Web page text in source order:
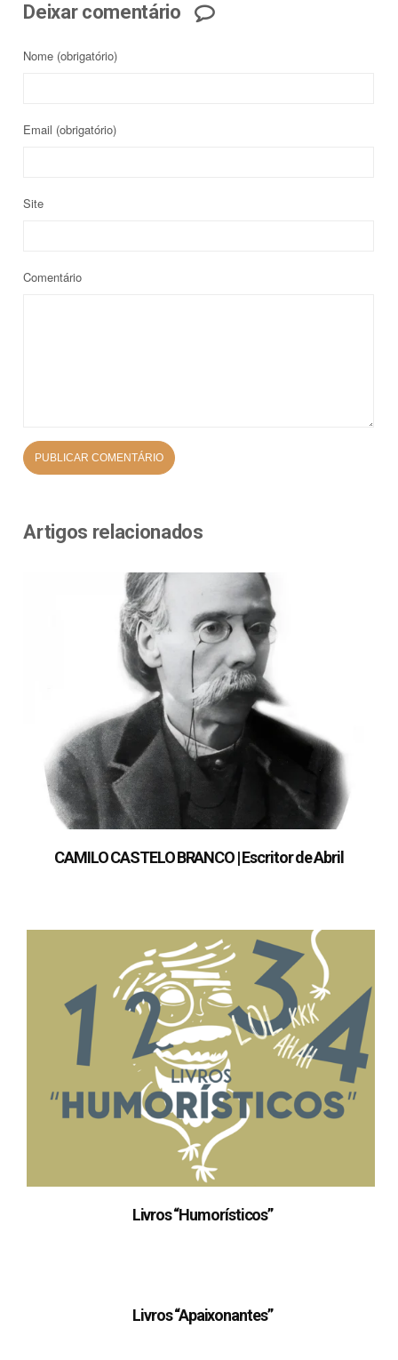
Deixar comentário
Nome (obrigatório)
Email (obrigatório)
Site
Comentário
Artigos relacionados
CAMILO CASTELO BRANCO | Escritor de Abril
Livros “Humorísticos”
Livros “Apaixonantes”